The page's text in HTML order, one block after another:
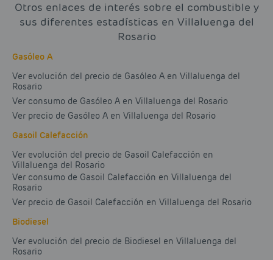
Otros enlaces de interés sobre el combustible y
sus diferentes estadísticas en Villaluenga del
Rosario
Gasóleo A
Ver evolución del precio de Gasóleo A en Villaluenga del
Rosario
Ver consumo de Gasóleo A en Villaluenga del Rosario
Ver precio de Gasóleo A en Villaluenga del Rosario
Gasoil Calefacción
Ver evolución del precio de Gasoil Calefacción en
Villaluenga del Rosario
Ver consumo de Gasoil Calefacción en Villaluenga del
Rosario
Ver precio de Gasoil Calefacción en Villaluenga del Rosario
Biodiesel
Ver evolución del precio de Biodiesel en Villaluenga del
Rosario